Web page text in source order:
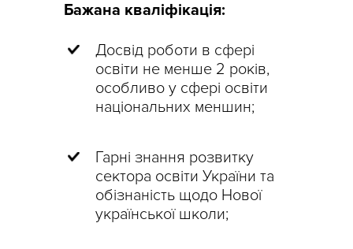
Бажана кваліфікація:
Досвід роботи в сфері
освіти не менше 2 років,
особливо у сфері освіти
національних меншин;
Гарні знання розвитку
сектора освіти України та
обізнаність щодо Нової
української школи;